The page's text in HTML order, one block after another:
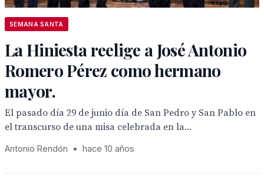
SEMANA SANTA
La Hiniesta reelige a José Antonio
Romero Pérez como hermano
mayor.
El pasado día 29 de junio día de San Pedro y San Pablo en
el transcurso de una misa celebrada en la...
Antonio Rendón • hace 10 años